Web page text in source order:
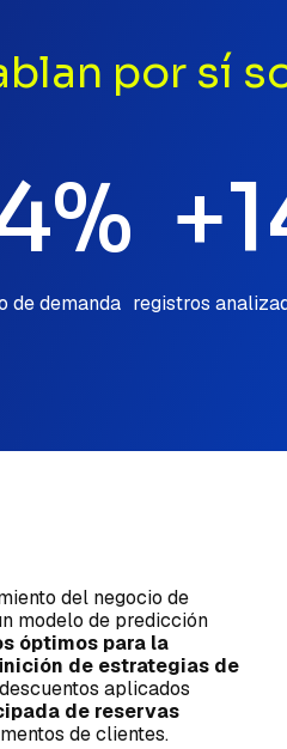
por sí
de demanda registros
del negocio de
modelo de predicción
óptimos para la
de estrategias de
aplicados
de reservas
de clientes.